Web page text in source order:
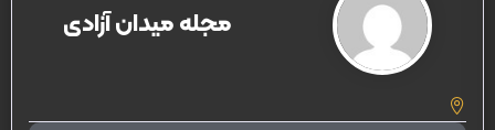
مجله میدان آزادی